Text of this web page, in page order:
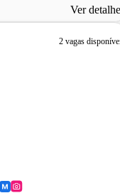
Ver
2 vagas